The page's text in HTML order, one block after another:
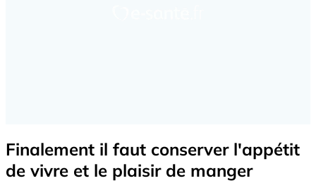
Finalement il faut conserver l'appétit
de vivre et le plaisir de manger